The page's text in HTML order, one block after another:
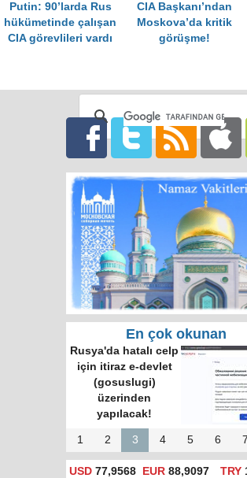
Putin: 90’larda Rus
hükümetinde çalışan
CIA görevlileri vardı
CIA Başkanı’ndan
Moskova’da kritik
görüşme!
En çok okunan
Rusya'da hatalı celp
için itiraz e-devlet
(gosuslugi)
üzerinden
yapılacak!
1 2 3 4 5 6 7
USD 77,9568 EUR 88,9097 TRY